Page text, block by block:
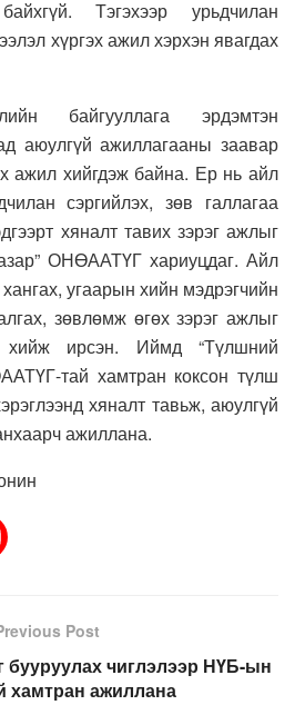
Тэгэхээр урьдчилан
хүргэх ажил хэрхэн явагдах
байгууллага эрдэмтэн
аюулгүй ажиллагааны заавар
ажил хийгдэж байна. Ер нь айл
сэргийлэх, зөв галлагаа
хяналт тавих зэрэг ажлыг
ОНӨААТҮГ хариуцдаг. Айл
угаарын хийн мэдрэгчийн
зөвлөмж өгөх зэрэг ажлыг
хийж ирсэн. Иймд “Түлшний
тай хамтран коксон түлш
хяналт тавьж, аюулгүй
ажиллана.
Post
чиглэлээр НҮБ-ын
хамтран ажиллана